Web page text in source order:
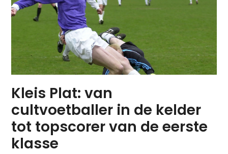
Kleis Plat: van
cultvoetballer in de kelder
tot topscorer van de eerste
klasse